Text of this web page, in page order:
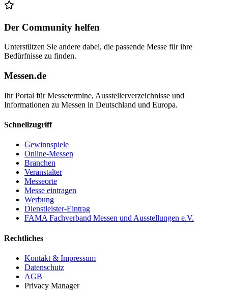
Der Community helfen
Unterstützen Sie andere dabei, die passende Messe für ihre
Bedürfnisse zu finden.
Messen.de
Ihr Portal für Messetermine, Ausstellerverzeichnisse und
Informationen zu Messen in Deutschland und Europa.
Schnellzugriff
Gewinnspiele
Online-Messen
Branchen
Veranstalter
Messeorte
Messe eintragen
Werbung
Dienstleister-Eintrag
FAMA Fachverband Messen und Ausstellungen e.V.
Rechtliches
Kontakt & Impressum
Datenschutz
AGB
Privacy Manager